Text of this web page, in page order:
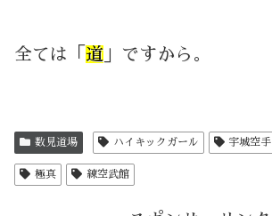
全ては「 道 」ですから。
数見道場 ハイキックガール 宇城空手
極真 練空武館